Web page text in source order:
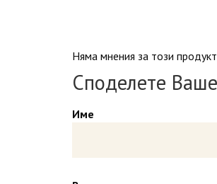
Няма мнения за този
Споделете
Име